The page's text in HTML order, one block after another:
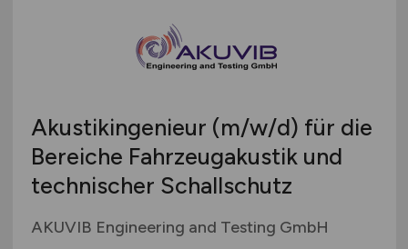
Akustikingenieur (m/w/d) für die
Bereiche Fahrzeugakustik und
technischer Schallschutz
AKUVIB Engineering and Testing GmbH